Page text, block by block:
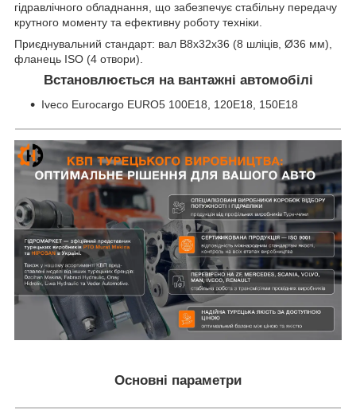
гідравлічного обладнання, що забезпечує стабільну передачу
крутного моменту та ефективну роботу техніки.
Приєднувальний стандарт: вал B8x32x36 (8 шліців, Ø36 мм),
фланець ISO (4 отвори).
Встановлюється на вантажні автомобілі
Iveco Eurocargo EURO5 100E18, 120E18, 150E18
Основні параметри